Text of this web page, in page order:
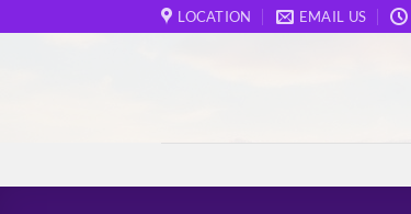
to
LOCATION EMAIL US